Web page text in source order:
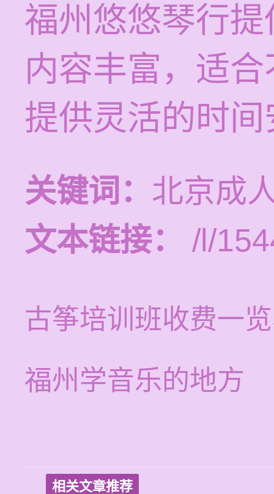
福州悠悠琴行
内容丰富，适
提供灵活的时
关键词： 北京成
文本链接：
/l/
古筝培训班收费一
福州学音乐的地方
相关文章推荐